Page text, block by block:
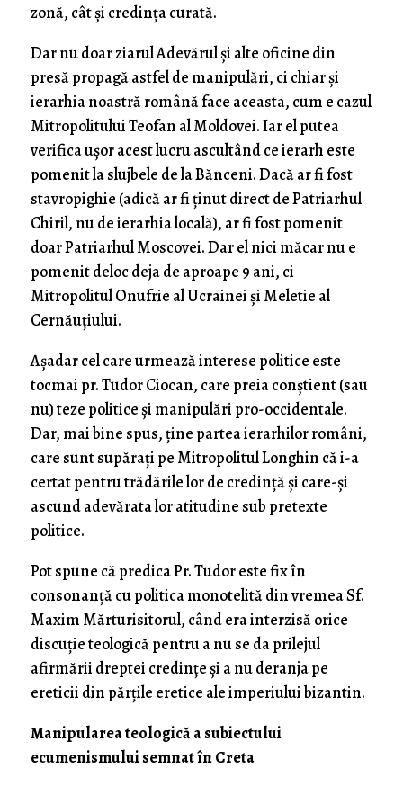
zonă, cât și credința curată.
Dar nu doar ziarul Adevărul și alte oficine din
presă propagă astfel de manipulări, ci chiar și
ierarhia noastră română face aceasta, cum e cazul
Mitropolitului Teofan al Moldovei. Iar el putea
verifica ușor acest lucru ascultând ce ierarh este
pomenit la slujbele de la Bănceni. Dacă ar fi fost
stavropighie (adică ar fi ținut direct de Patriarhul
Chiril, nu de ierarhia locală), ar fi fost pomenit
doar Patriarhul Moscovei. Dar el nici măcar nu e
pomenit deloc deja de aproape 9 ani, ci
Mitropolitul Onufrie al Ucrainei și Meletie al
Cernăuțiului.
Așadar cel care urmează interese politice este
tocmai pr. Tudor Ciocan, care preia conștient (sau
nu) teze politice și manipulări pro-occidentale.
Dar, mai bine spus, ține partea ierarhilor români,
care sunt supărați pe Mitropolitul Longhin că i-a
certat pentru trădările lor de credință și care-și
ascund adevărata lor atitudine sub pretexte
politice.
Pot spune că predica Pr. Tudor este fix în
consonanță cu politica monotelită din vremea Sf.
Maxim Mărturisitorul, când era interzisă orice
discuție teologică pentru a nu se da prilejul
afirmării dreptei credințe și a nu deranja pe
ereticii din părțile eretice ale imperiului bizantin.
Manipularea teologică a subiectului
ecumenismului semnat în Creta